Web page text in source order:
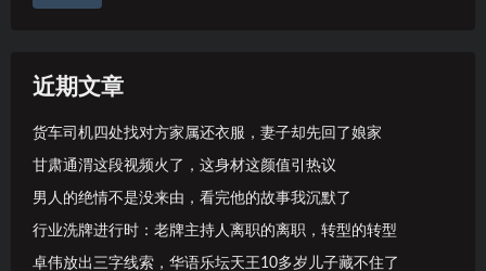
近期文章
货车司机四处找对方家属还衣服，妻子却先回了娘家
甘肃通渭这段视频火了，这身材这颜值引热议
男人的绝情不是没来由，看完他的故事我沉默了
行业洗牌进行时：老牌主持人离职的离职，转型的转型
卓伟放出三字线索，华语乐坛天王10多岁儿子藏不住了